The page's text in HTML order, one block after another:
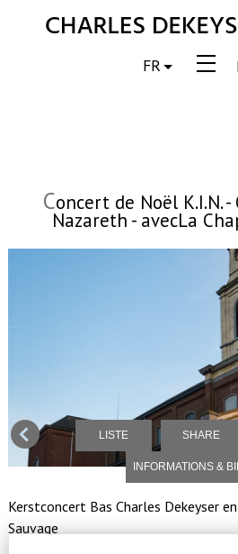
FR
Concert de Noël K.I.N. -
Nazareth - avecLa
LISTE SHARE
INFORMATIONS &
Kerstconcert Bas Charles Dekeyser
Sauvage